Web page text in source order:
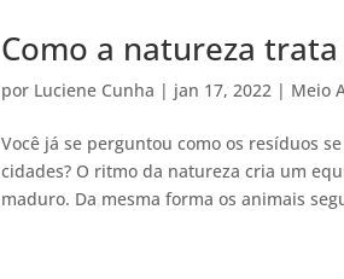
Como a natureza
por Luciene Cunha | jan 17, 2022 | Meio
Você já se perguntou como os resíduos
cidades? O ritmo da natureza cria um
maduro. Da mesma forma os animais